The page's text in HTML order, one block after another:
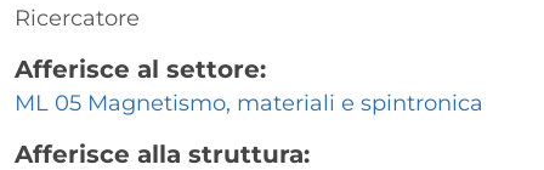
Ricercatore
Afferisce al settore:
ML 05 Magnetismo, materiali e spintronica
Afferisce alla struttura: